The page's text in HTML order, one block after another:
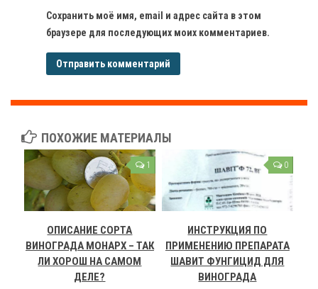
Сохранить моё имя, email и адрес сайта в этом
браузере для последующих моих комментариев.
ПОХОЖИЕ МАТЕРИАЛЫ
1
ОПИСАНИЕ СОРТА
ВИНОГРАДА МОНАРХ – ТАК
ЛИ ХОРОШ НА САМОМ
ДЕЛЕ?
0
ИНСТРУКЦИЯ ПО
ПРИМЕНЕНИЮ ПРЕПАРАТА
ШАВИТ ФУНГИЦИД ДЛЯ
ВИНОГРАДА